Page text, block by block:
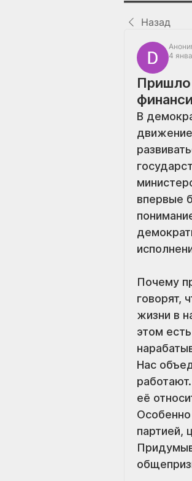
Назад
4
Пришло
В
впервые
Почему
говорят,
жизни в
этом
Нас
её
партией,